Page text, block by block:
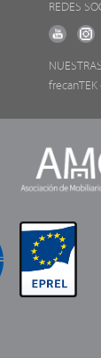
REDES
frecanTEK